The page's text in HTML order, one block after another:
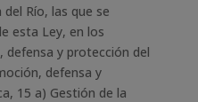
Río, las que se
esta Ley, en los
y protección del
defensa y
15 a) Gestión de la